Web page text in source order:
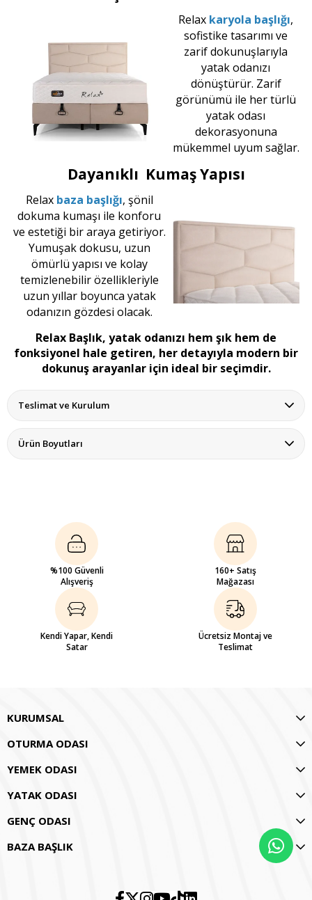
Relax karyola başlığı,
sofistike tasarımı ve
zarif dokunuşlarıyla
yatak odanızı
dönüştürür. Zarif
görünümü ile her türlü
yatak odası
dekorasyonuna
mükemmel uyum sağlar.
Dayanıklı Kumaş Yapısı
Relax baza başlığı, şönil
dokuma kumaşı ile konforu
ve estetiği bir araya getiriyor.
Yumuşak dokusu, uzun
ömürlü yapısı ve kolay
temizlenebilir özellikleriyle
uzun yıllar boyunca yatak
odanızın gözdesi olacak.
Relax Başlık, yatak odanızı hem şık hem de
fonksiyonel hale getiren, her detayıyla modern bir
dokunuş arayanlar için ideal bir seçimdir.
Teslimat ve Kurulum
Ürün Boyutları
%100 Güvenli
Alışveriş
160+ Satış
Mağazası
Kendi Yapar, Kendi
Satar
Ücretsiz Montaj ve
Teslimat
KURUMSAL
OTURMA ODASI
YEMEK ODASI
YATAK ODASI
GENÇ ODASI
BAZA BAŞLIK